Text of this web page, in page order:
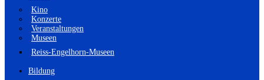
Kino
Konzerte
Veranstaltungen
Museen
Reiss-Engelhorn-Museen
Bildung